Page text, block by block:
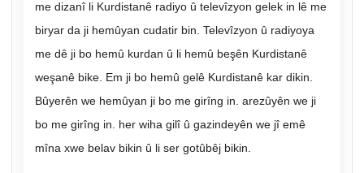
me dizanî li Kurdistanê radiyo û televîzyon gelek in lê me
biryar da ji hemûyan cudatir bin. Televîzyon û radiyoya
me dê ji bo hemû kurdan û li hemû beşên Kurdistanê
weşanê bike. Em ji bo hemû gelê Kurdistanê kar dikin.
Bûyerên we hemûyan ji bo me girîng in. arezûyên we ji
bo me girîng in. her wiha gilî û gazindeyên we jî emê
mîna xwe belav bikin û li ser gotûbêj bikin.